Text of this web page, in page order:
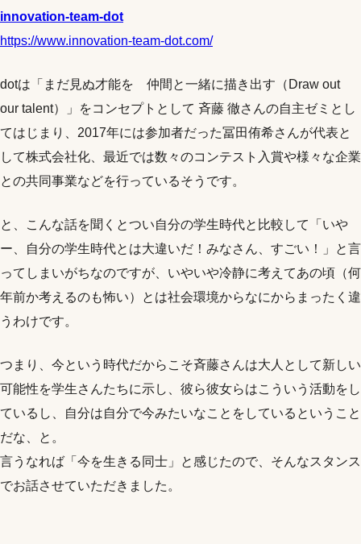
innovation-team-dot
https://www.innovation-team-dot.com/
dotは「まだ見ぬ才能を 仲間と一緒に描き出す（Draw out
our talent）」をコンセプトとして 斉藤 徹さんの自主ゼミとし
てはじまり、2017年には参加者だった冨田侑希さんが代表と
して株式会社化、最近では数々のコンテスト入賞や様々な企業
との共同事業などを行っているそうです。
と、こんな話を聞くとつい自分の学生時代と比較して「いや
ー、自分の学生時代とは大違いだ！みなさん、すごい！」と言
ってしまいがちなのですが、いやいや冷静に考えてあの頃（何
年前か考えるのも怖い）とは社会環境からなにからまったく違
うわけです。
つまり、今という時代だからこそ斉藤さんは大人として新しい
可能性を学生さんたちに示し、彼ら彼女らはこういう活動をし
ているし、自分は自分で今みたいなことをしているということ
だな、と。
言うなれば「今を生きる同士」と感じたので、そんなスタンス
でお話させていただきました。